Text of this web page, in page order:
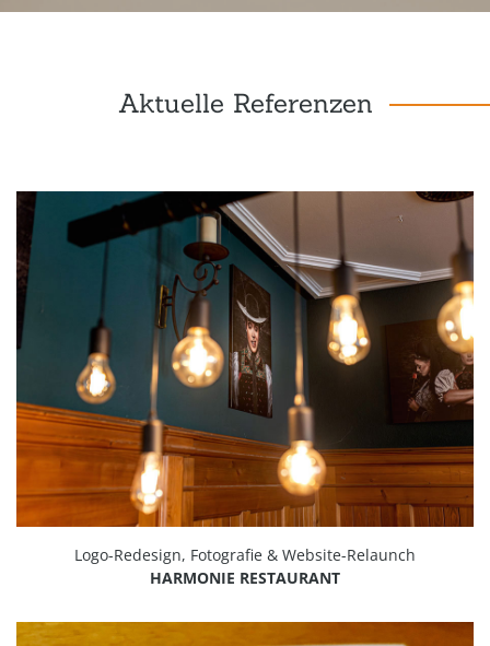
Aktuelle Referenzen
Logo-Redesign, Fotografie & Website-Relaunch
HARMONIE RESTAURANT